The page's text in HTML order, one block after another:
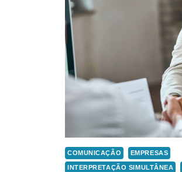
COMUNICAÇÃO EMPRESAS
INTERPRETAÇÃO SIMULTÂNEA